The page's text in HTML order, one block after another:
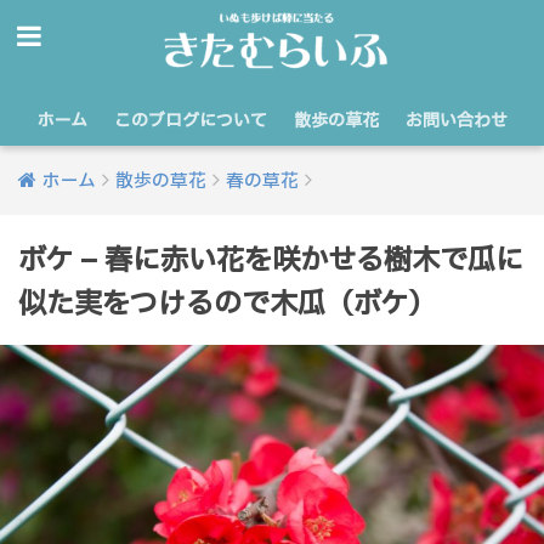
ホーム このブログについて 散歩の草花 お問い合わせ
ホーム 散歩の草花 春の草花
ボケ – 春に赤い花を咲かせる樹木で瓜に
似た実をつけるので木瓜（ボケ）